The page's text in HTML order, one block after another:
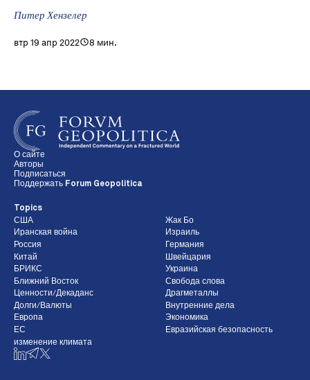
Питер Хензелер
втр 19 апр 2022 8 мин.
О сайте
Авторы
Подписаться
Поддержать Forum Geopolitica
Topics
США
Жак Бо
Иранская война
Израиль
Россия
Германия
Китай
Швейцария
БРИКС
Украина
Ближний Восток
Свобода слова
Ценности/Декаданс
Драгметаллы
Долги/Валюты
Внутренние дела
Европа
Экономика
ЕС
Евразийская безопасность
изменение климата